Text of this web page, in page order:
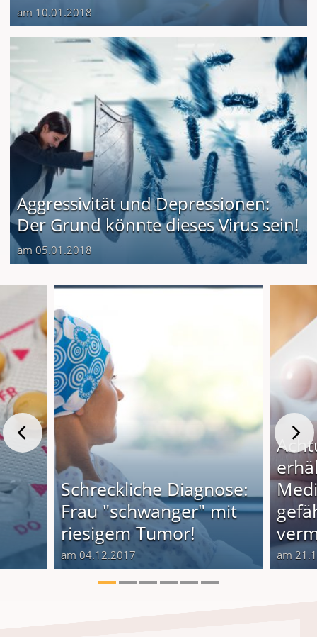
am 10.01.2018
Aggressivität und Depressionen:
Der Grund könnte dieses Virus sein!
am 05.01.2018
Schreckliche Diagnose:
Frau "schwanger" mit
riesigem Tumor!
am 04.12.2017 am